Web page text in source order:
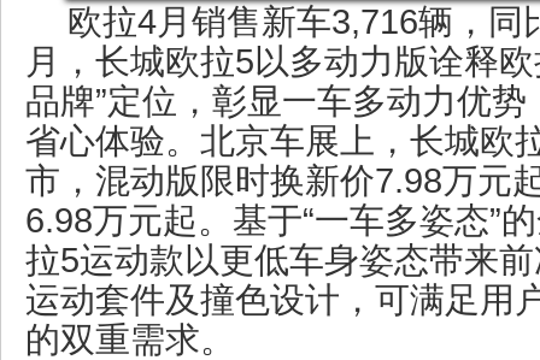
欧拉4月销售新车3,716辆，同
月，长城欧拉5以多动力版诠释
品牌”定位，彰显一车多动力优
省心体验。北京车展上，长城欧
市，混动版限时换新价7.98万元
6.98万元起。基于“一车多姿态”
拉5运动款以更低车身姿态带来
运动套件及撞色设计，可满足用
的双重需求。